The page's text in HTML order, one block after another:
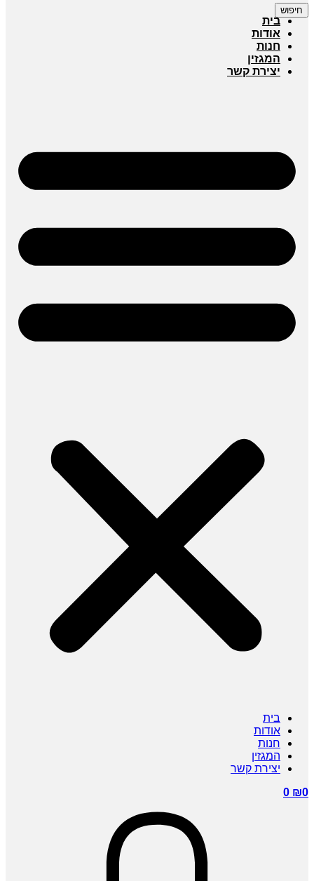
חיפוש
בית
אודות
חנות
המגזין
יצירת קשר
בית
אודות
חנות
המגזין
יצירת קשר
₪0
0